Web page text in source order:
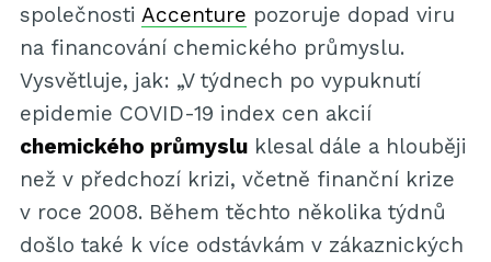
společnosti Accenture pozoruje dopad viru
na financování chemického průmyslu.
Vysvětluje, jak: „V týdnech po vypuknutí
epidemie COVID-19 index cen akcií
chemického průmysluklesal dále a hlouběji
než v předchozí krizi, včetně finanční krize
v roce 2008. Během těchto několika týdnů
došlo také k více odstávkám v zákaznických